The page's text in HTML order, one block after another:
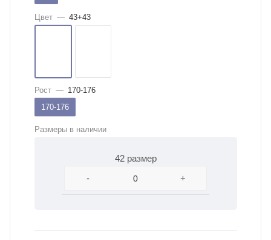
Цвет — 43+43
Рост — 170-176
170-176
Размеры в наличии
42 размер
-
+